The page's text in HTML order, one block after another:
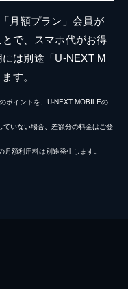
月額プラン」会員が
で、スマホ代がお得
は別途「U-NEXT M
す。
ポイントを、U-NEXT MOBILEの
いない場合、差額分の料金はご登
額利用料は別途発生します。